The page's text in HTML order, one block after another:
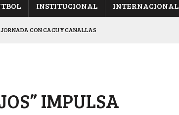
INSTITUCIONAL INTERNACIONAL
CON CACU Y CANALLAS
SEMIFINALISTA
A ARSENALIMPULSA